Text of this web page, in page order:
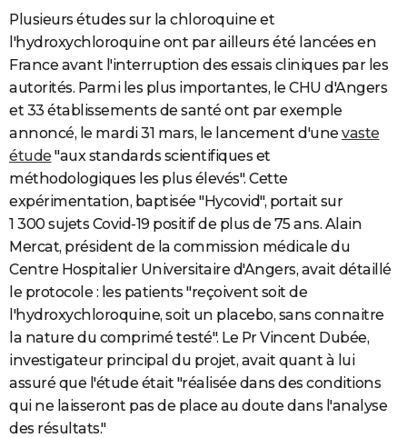
Plusieurs études sur la chloroquine et
l'hydroxychloroquine ont par ailleurs été lancées en
France avant l'interruption des essais cliniques par les
autorités. Parmi les plus importantes, le CHU d'Angers
et 33 établissements de santé ont par exemple
annoncé, le mardi 31 mars, le lancement d'une vaste
étude "aux standards scientifiques et
méthodologiques les plus élevés". Cette
expérimentation, baptisée "Hycovid", portait sur
1 300 sujets Covid-19 positif de plus de 75 ans. Alain
Mercat, président de la commission médicale du
Centre Hospitalier Universitaire d'Angers, avait détaillé
le protocole : les patients "reçoivent soit de
l'hydroxychloroquine, soit un placebo, sans connaitre
la nature du comprimé testé". Le Pr Vincent Dubée,
investigateur principal du projet, avait quant à lui
assuré que l'étude était "réalisée dans des conditions
qui ne laisseront pas de place au doute dans l'analyse
des résultats."